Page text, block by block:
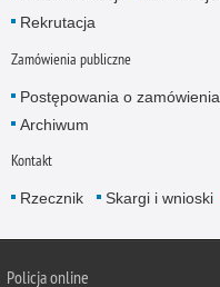
Rekrutacja
Zamówienia publiczne
Postępowania o zamówienia
Archiwum
Kontakt
Rzecznik Skargi i wnioski
Policjaonline